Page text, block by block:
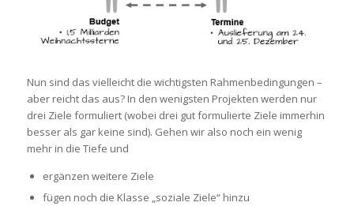
Nun sind das vielleicht die wichtigsten Rahmenbedingungen –
aber reicht das aus? In den wenigsten Projekten werden nur
drei Ziele formuliert (wobei drei gut formulierte Ziele immerhin
besser als gar keine sind). Gehen wir also noch ein wenig
mehr in die Tiefe und
ergänzen weitere Ziele
fügen noch die Klasse „soziale Ziele“ hinzu